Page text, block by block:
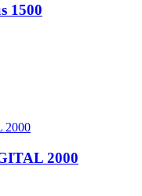
1500
2000